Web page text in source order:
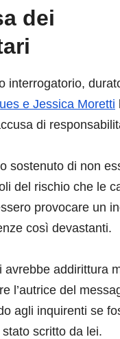
dei
interrogatorio,
e Jessica Moretti
di
sostenuto di non
del rischio che le
provocare un
così devastanti.
avrebbe addirittura
l’autrice del
agli inquirenti se
scritto da lei.